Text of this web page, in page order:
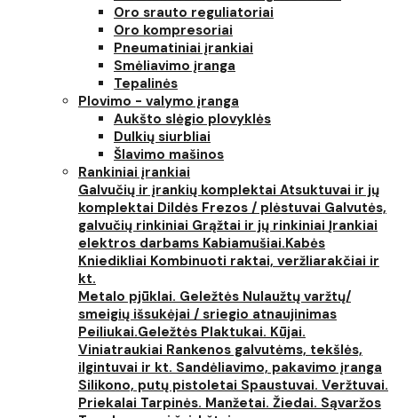
Oro srauto reguliatoriai
Oro kompresoriai
Pneumatiniai įrankiai
Smėliavimo įranga
Tepalinės
Plovimo - valymo įranga
Aukšto slėgio plovyklės
Dulkių siurbliai
Šlavimo mašinos
Rankiniai įrankiai
Galvučių ir įrankių komplektai Atsuktuvai ir jų
komplektai Dildės Frezos / plėstuvai Galvutės,
galvučių rinkiniai Grąžtai ir jų rinkiniai Įrankiai
elektros darbams Kabiamušiai.Kabės
Kniedikliai Kombinuoti raktai, veržliarakčiai ir
kt.
Metalo pjūklai. Geležtės Nulaužtų varžtų/
smeigių išsukėjai / sriegio atnaujinimas
Peiliukai.Geležtės Plaktukai. Kūjai.
Viniatraukiai Rankenos galvutėms, tekšlės,
ilgintuvai ir kt. Sandėliavimo, pakavimo įranga
Silikono, putų pistoletai Spaustuvai. Veržtuvai.
Priekalai Tarpinės. Manžetai. Žiedai. Sąvaržos